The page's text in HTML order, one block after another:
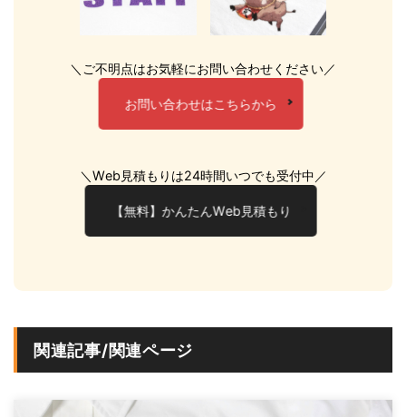
＼ご不明点はお気軽にお問い合わせください／
お問い合わせはこちらから
＼Web見積もりは24時間いつでも受付中／
【無料】かんたんWeb見積もり
関連記事/関連ページ